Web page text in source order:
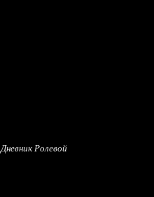
Дневник Ролевой